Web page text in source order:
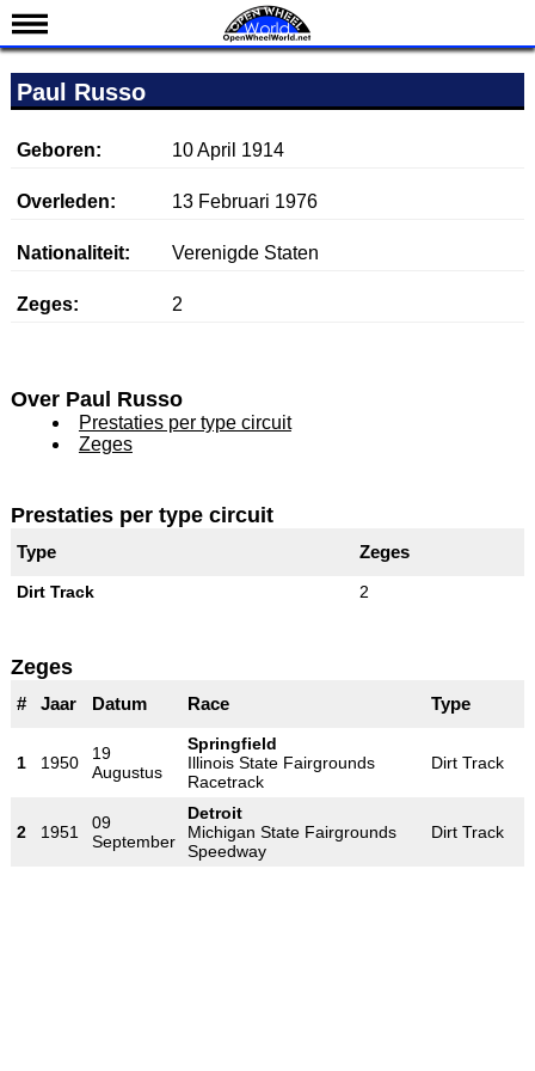
Nieuws
Kalender
Uitslagen
Teams
IndyCar 101
Paul Russo
Geboren: 10 April 1914
Overleden: 13 Februari 1976
Nationaliteit: Verenigde Staten
Zeges: 2
Over Paul Russo
Prestaties per type circuit
Zeges
Prestaties per type circuit
Type Zeges
Dirt Track 2
Zeges
# Jaar Datum Race Type
1 1950
19
Augustus
Springfield
Illinois State Fairgrounds
Racetrack
Dirt Track
2 1951
09
September
Detroit
Michigan State Fairgrounds
Speedway
Dirt Track